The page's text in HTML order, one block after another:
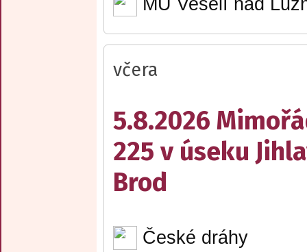
MÚ Veselí nad
včera
5.8.2026
225 v úseku
Brod
České dráhy